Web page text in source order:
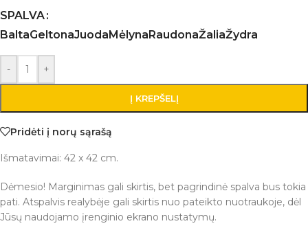
SPALVA
BaltaGeltonaJuodaMėlynaRaudonaŽaliaŽydra
- +
Į KREPŠELĮ
Pridėti į norų sąrašą
Išmatavimai: 42 x 42 cm.
Dėmesio! Marginimas gali skirtis, bet pagrindinė spalva bus tokia
pati. Atspalvis realybėje gali skirtis nuo pateikto nuotraukoje, dėl
Jūsų naudojamo įrenginio ekrano nustatymų.